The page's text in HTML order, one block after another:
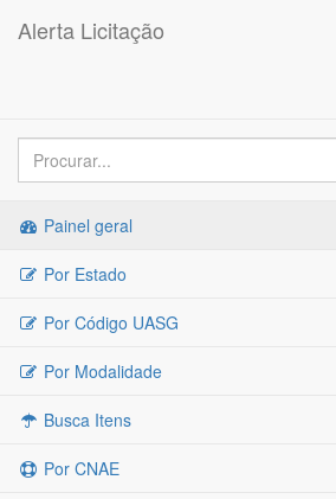
Alerta Licitação
Painel geral
Por Estado
Por Código UASG
Por Modalidade
Busca Itens
Por CNAE